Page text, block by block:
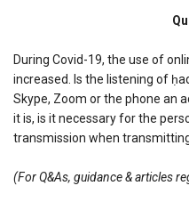
During Covid-19, the use of
increased. Is the listening of
Skype, Zoom or the phone an
it is, is it necessary for the
transmission when
(For Q&As, guidance & articles